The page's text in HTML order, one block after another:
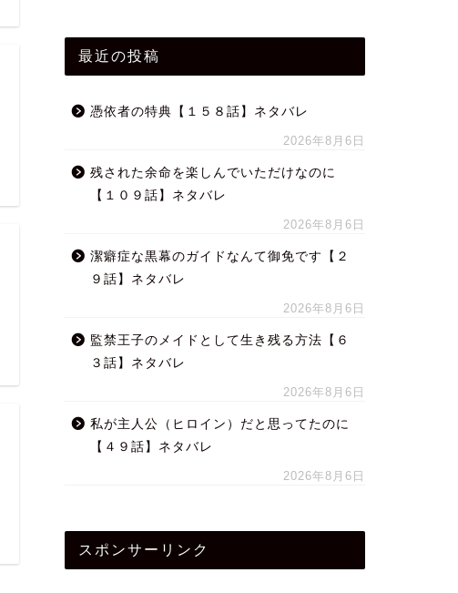
最近の投稿
憑依者の特典【１５８話】ネタバレ
2026年8月6日
残された余命を楽しんでいただけなのに
【１０９話】ネタバレ
2026年8月6日
潔癖症な黒幕のガイドなんて御免です【２
９話】ネタバレ
2026年8月6日
監禁王子のメイドとして生き残る方法【６
３話】ネタバレ
2026年8月6日
私が主人公（ヒロイン）だと思ってたのに
【４９話】ネタバレ
2026年8月6日
スポンサーリンク